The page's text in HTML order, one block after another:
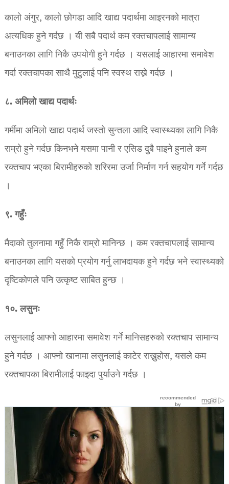
कालो अंगुर, कालो छोगडा आदि खाद्य पदार्थमा आइरनको मात्रा
अत्यधिक हुने गर्दछ । यी सबै पदार्थ कम रक्तचापलाई सामान्य
बनाउनका लागि निकै उपयोगी हुने गर्दछ । यसलाई आहारमा समावेश
गर्दा रक्तचापका साथै मुटुलाई पनि स्वस्थ राख्ने गर्दछ ।
८. अमिलो खाद्य पदार्थः
गर्मीमा अमिलो खाद्य पदार्थ जस्तो सुन्तला आदि स्वास्थ्यका लागि निकै
राम्रो हुने गर्दछ किनभने यसमा पानी र एसिड दुबै पाइने हुनाले कम
रक्तचाप भएका बिरामीहरुको शरिरमा उर्जा निर्माण गर्न सहयोग गर्ने गर्दछ
।
९. गहुँः
मैदाको तुलनामा गहुँ निकै राम्रो मानिन्छ । कम रक्तचापलाई सामान्य
बनाउनका लागि यसको प्रयोग गर्नु लाभदायक हुने गर्दछ भने स्वास्थ्यको
दृष्टिकोणले पनि उत्कृष्ट साबित हुन्छ ।
१०. लसुनः
लसुनलाई आफ्नो आहारमा समावेश गर्ने मानिसहरुको रक्तचाप सामान्य
हुने गर्दछ । आफ्नो खानामा लसुनलाई काटेर राख्नुहोस, यसले कम
रक्तचापका बिरामीलाई फाइदा पुर्याउने गर्दछ ।